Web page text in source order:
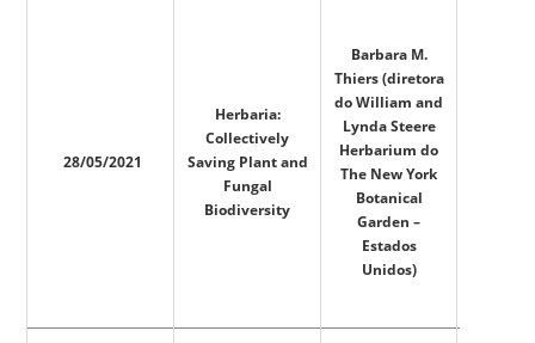
28/05/2021
Herbaria:
Collectively
Saving Plant and
Fungal
Biodiversity
Barbara M.
Thiers (diretora
do William and
Lynda Steere
Herbarium do
The New York
Botanical
Garden –
Estados
Unidos)